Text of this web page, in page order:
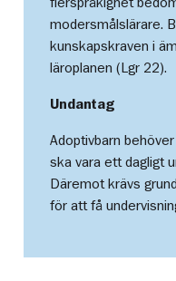
modersmålslärare.
kunskapskraven i
läroplanen (Lgr 22).
Undantag
Adoptivbarn
ska vara ett dagligt
Däremot krävs
för att få